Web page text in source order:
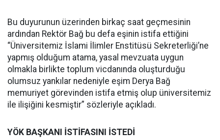
Bu duyurunun üzerinden birkaç saat geçmesinin
ardından Rektör Bağ bu defa eşinin istifa ettiğini
“Üniversitemiz İslami İlimler Enstitüsü Sekreterliği’ne
yapmış olduğum atama, yasal mevzuata uygun
olmakla birlikte toplum vicdanında oluşturduğu
olumsuz yankılar nedeniyle eşim Derya Bağ
memuriyet görevinden istifa etmiş olup üniversitemiz
ile ilişiğini kesmiştir” sözleriyle açıkladı.
YÖK BAŞKANI İSTİFASINI İSTEDİ